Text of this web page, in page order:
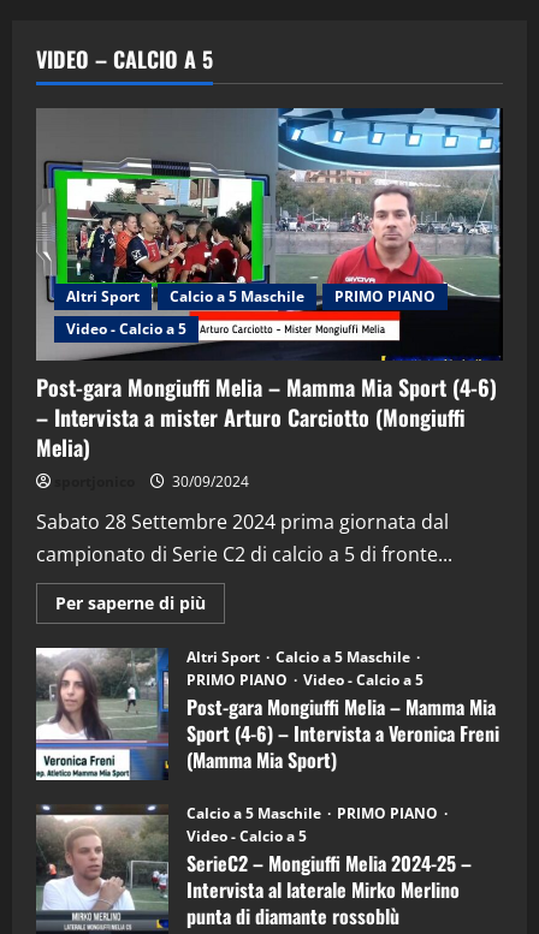
VIDEO – CALCIO A 5
Altri Sport Calcio a 5 Maschile
PRIMO PIANO
Video - Calcio a 5
Post-gara Mongiuffi Melia – Mamma Mia Sport (4-6)
– Intervista a mister Arturo Carciotto (Mongiuffi
Melia)
30/09/2024
Sabato 28 Settembre 2024 prima giornata dal
campionato di Serie C2 di calcio a 5 di fronte...
Per saperne di più
informazioni
Post-
gara
Mongiuffi
Melia
–
Mamma
Mia
Sport
6)
–
Intervista
a
mister
Arturo
Carciotto
(Mongiuffi
Altri Sport
Calcio a 5 Maschile
PRIMO PIANO
Video - Calcio a 5
Post-gara Mongiuffi Melia – Mamma Mia
Sport (4-6) – Intervista a Veronica Freni
(Mamma Mia Sport)
Calcio a 5 Maschile
PRIMO PIANO
Video - Calcio a 5
SerieC2 – Mongiuffi Melia 2024-25 –
Intervista al laterale Mirko Merlino
punta di diamante rossoblù
2
“SportEmpire” in Podcast: 29^ Puntata
(Martedi 28 Aprile 2026)
28/04/2026
3
"SportEmpire" in Podcast
“SportEmpire” in Podcast: 28^ Puntata
(Martedi 21 Aprile 2026)
21/04/2026
4
“SportEmpire” in Podcast: 27^ Puntata
(Martedi 14 Aprile 2026)
15/04/2026